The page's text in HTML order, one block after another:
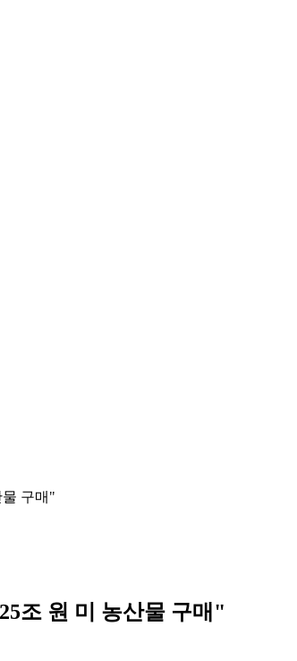
물 구매"
조 원 미 농산물 구매"